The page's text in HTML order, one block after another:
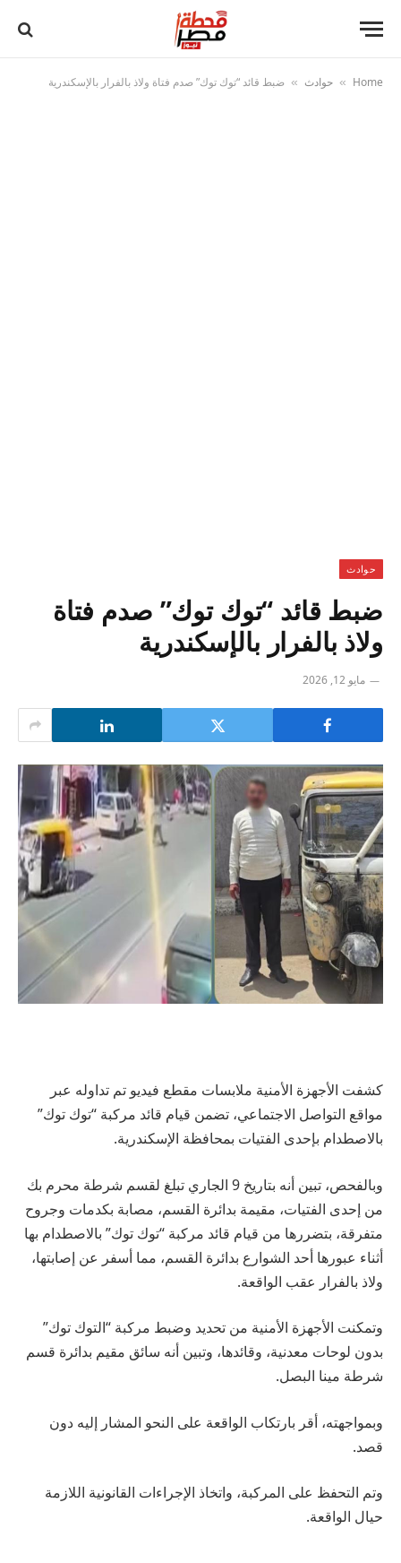
Home
» حوادث » ضبط قائد “توك توك” صدم فتاة ولاذ بالفرار بالإسكندرية
حوادث
ضبط قائد “توك توك” صدم فتاة
ولاذ بالفرار بالإسكندرية
مايو 12, 2026
كشفت الأجهزة الأمنية ملابسات مقطع فيديو تم تداوله عبر
مواقع التواصل الاجتماعي، تضمن قيام قائد مركبة “توك توك”
بالاصطدام بإحدى الفتيات بمحافظة الإسكندرية.
وبالفحص، تبين أنه بتاريخ 9 الجاري تبلغ لقسم شرطة محرم بك
من إحدى الفتيات، مقيمة بدائرة القسم، مصابة بكدمات وجروح
متفرقة، بتضررها من قيام قائد مركبة “توك توك” بالاصطدام بها
أثناء عبورها أحد الشوارع بدائرة القسم، مما أسفر عن إصابتها،
ولاذ بالفرار عقب الواقعة.
وتمكنت الأجهزة الأمنية من تحديد وضبط مركبة “التوك توك”
بدون لوحات معدنية، وقائدها، وتبين أنه سائق مقيم بدائرة قسم
شرطة مينا البصل.
وبمواجهته، أقر بارتكاب الواقعة على النحو المشار إليه دون
قصد.
وتم التحفظ على المركبة، واتخاذ الإجراءات القانونية اللازمة
حيال الواقعة.